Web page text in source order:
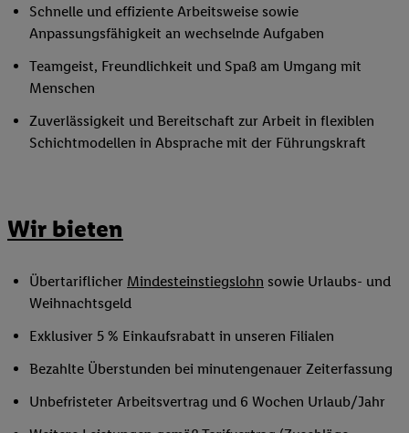
Schnelle und effiziente Arbeitsweise sowie
Anpassungsfähigkeit an wechselnde Aufgaben
Teamgeist, Freundlichkeit und Spaß am Umgang mit
Menschen
Zuverlässigkeit und Bereitschaft zur Arbeit in flexiblen
Schichtmodellen in Absprache mit der Führungskraft
Wir bieten
Übertariflicher Mindesteinstiegslohn sowie Urlaubs- und
Weihnachtsgeld
Exklusiver 5 % Einkaufsrabatt in unseren Filialen
Bezahlte Überstunden bei minutengenauer Zeiterfassung
Unbefristeter Arbeitsvertrag und 6 Wochen Urlaub/Jahr